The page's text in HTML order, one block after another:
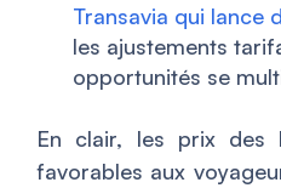
Transavia qui lance
les ajustements
opportunités se
En clair, les prix des
favorables aux